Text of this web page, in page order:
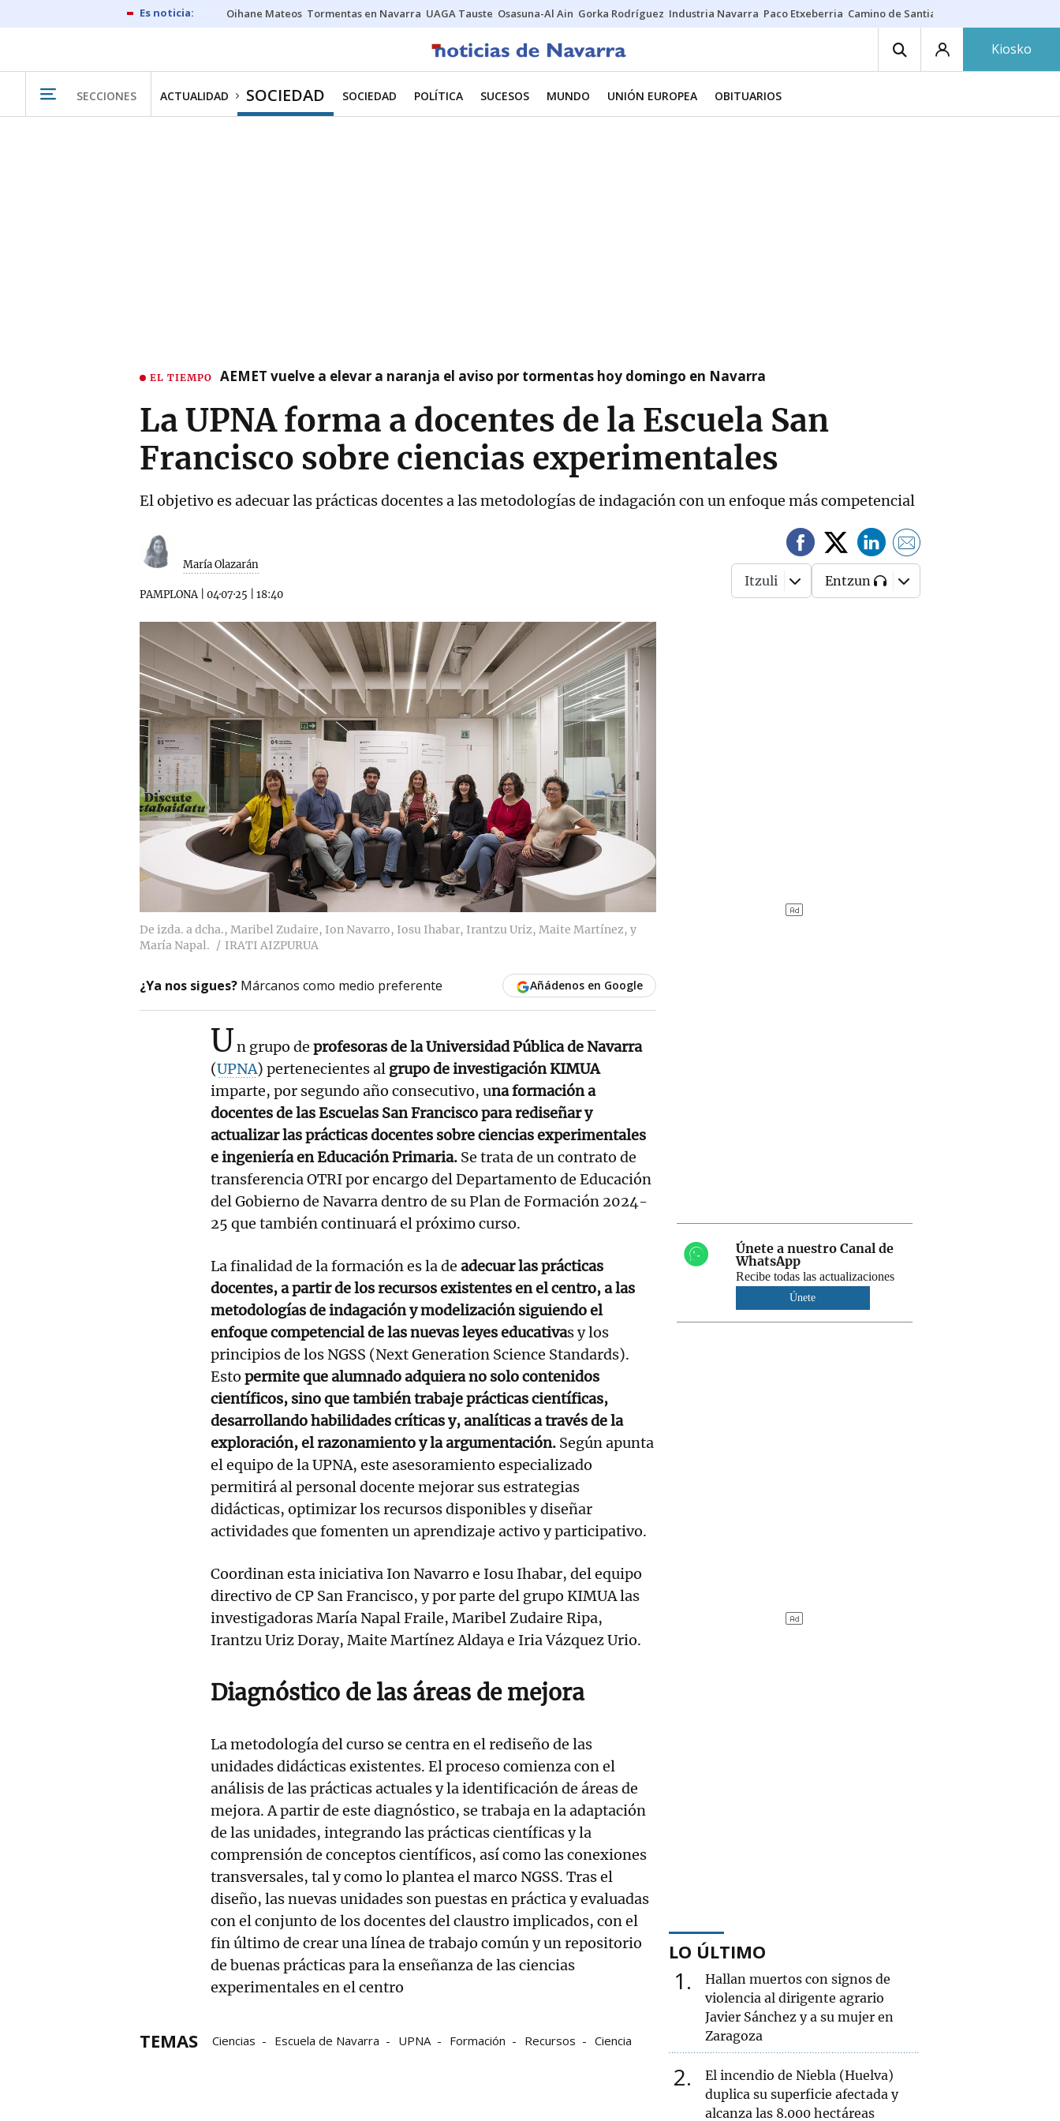
Oihane Mateos Tormentas en Navarra UAGA Tauste Osasuna-Al Ain Gorka Rodríguez Industria Navarra Paco Etxeberria Camino de Santiago
Kiosko
SECCIONES ACTUALIDAD SOCIEDAD SOCIEDAD POLÍTICA SUCESOS MUNDO UNIÓN EUROPEA OBITUARIOS
EL TIEMPO AEMET vuelve a elevar a naranja el aviso por tormentas hoy domingo en Navarra
La UPNA forma a docentes de la Escuela San
Francisco sobre ciencias experimentales
El objetivo es adecuar las prácticas docentes a las metodologías de indagación con un enfoque más competencial
María Olazarán
PAMPLONA| 04·07·25 18:40
Itzuli Entzun
De izda. a dcha., Maribel Zudaire, Ion Navarro, Iosu Ihabar, Irantzu Uriz, Maite Martínez, y
María Napal.
IRATI AIZPURUA
¿Ya nos sigues? Márcanos como medio preferente Añádenos en Google
Un grupo de profesoras de la Universidad Pública de Navarra
(UPNA) pertenecientes al grupo de investigación KIMUA
imparte, por segundo año consecutivo, una formación a
docentes de las Escuelas San Francisco para rediseñar y
actualizar las prácticas docentes sobre ciencias experimentales
e ingeniería en Educación Primaria. Se trata de un contrato de
transferencia OTRI por encargo del Departamento de Educación
del Gobierno de Navarra dentro de su Plan de Formación 2024-
25 que también continuará el próximo curso.
La finalidad de la formación es la de adecuar las prácticas
docentes, a partir de los recursos existentes en el centro, a las
metodologías de indagación y modelización siguiendo el
enfoque competencial de las nuevas leyes educativas y los
principios de los NGSS (Next Generation Science Standards).
Esto permite que alumnado adquiera no solo contenidos
científicos, sino que también trabaje prácticas científicas,
desarrollando habilidades críticas y, analíticas a través de la
exploración, el razonamiento y la argumentación. Según apunta
el equipo de la UPNA, este asesoramiento especializado
permitirá al personal docente mejorar sus estrategias
didácticas, optimizar los recursos disponibles y diseñar
actividades que fomenten un aprendizaje activo y participativo.
Coordinan esta iniciativa Ion Navarro e Iosu Ihabar, del equipo
directivo de CP San Francisco, y por parte del grupo KIMUA las
investigadoras María Napal Fraile, Maribel Zudaire Ripa,
Irantzu Uriz Doray, Maite Martínez Aldaya e Iria Vázquez Urio.
Diagnóstico de las áreas de mejora
La metodología del curso se centra en el rediseño de las
unidades didácticas existentes. El proceso comienza con el
análisis de las prácticas actuales y la identificación de áreas de
mejora. A partir de este diagnóstico, se trabaja en la adaptación
de las unidades, integrando las prácticas científicas y la
comprensión de conceptos científicos, así como las conexiones
transversales, tal y como lo plantea el marco NGSS. Tras el
diseño, las nuevas unidades son puestas en práctica y evaluadas
con el conjunto de los docentes del claustro implicados, con el
fin último de crear una línea de trabajo común y un repositorio
de buenas prácticas para la enseñanza de las ciencias
experimentales en el centro
TEMAS Ciencias Escuela de Navarra UPNA Formación Recursos Ciencia
Únete a nuestro Canal de
WhatsApp
Recibe todas las actualizaciones
Únete
LO ÚLTIMO
1
Hallan muertos con signos de
violencia al dirigente agrario
Javier Sánchez y a su mujer en
Zaragoza
2
El incendio de Niebla (Huelva)
duplica su superficie afectada y
alcanza las 8.000 hectáreas